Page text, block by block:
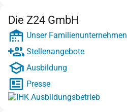
Die Z24 GmbH
Unser Familienunternehmen
Stellenangebote
Ausbildung
Presse